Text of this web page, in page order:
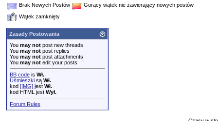
Brak Nowych Postów
Gorący wątek nie zawierający nowych postów
Wątek zamknięty
Zasady Postowania
You may not post new threads
You may not post replies
You may not post attachments
You may not edit your posts
BB code is Wł.
Uśmieszki są Wł.
kod [IMG] jest Wł.
kod HTML jest Wył.
Forum Rules